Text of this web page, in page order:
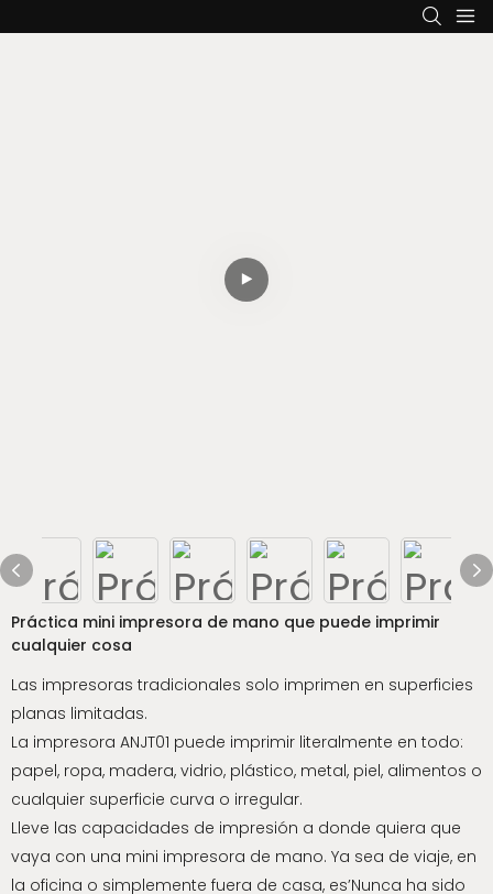
Práctica mini impresora de mano que puede imprimir
cualquier cosa
Las impresoras tradicionales solo imprimen en superficies
planas limitadas.
La impresora ANJT01 puede imprimir literalmente en todo:
papel, ropa, madera, vidrio, plástico, metal, piel, alimentos o
cualquier superficie curva o irregular.
Lleve las capacidades de impresión a donde quiera que
vaya con una mini impresora de mano. Ya sea de viaje, en
la oficina o simplemente fuera de casa, es’Nunca ha sido